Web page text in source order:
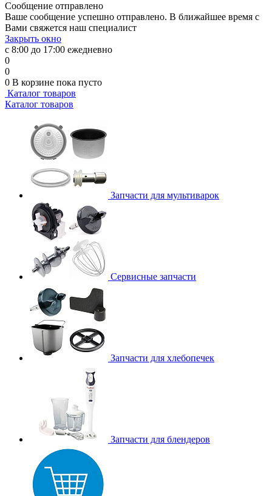
Сообщение отправлено
Ваше сообщение успешно отправлено. В ближайшее время с
Вами свяжется наш специалист
Закрыть окно
с 8:00 до 17:00 ежедневно
0
0
0 В корзине пока пусто
Каталог товаров
Каталог товаров
Запчасти для мультиварок
Сервисные запчасти
Запчасти для хлебопечек
Запчасти для блендеров